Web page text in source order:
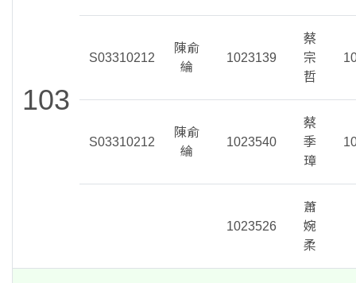
103
S03310212
陳俞
綸
1023139
蔡
宗
哲
S03310212
陳俞
綸
1023540
蔡
季
璋
1023526
蕭
婉
柔